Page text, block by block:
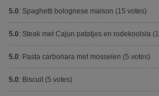
5.0: Spaghetti bolognese maison (15 votes)
5.0: Steak met Cajun patatjes en rodekoolsla
5.0: Pasta carbonara met mosselen (5 votes)
5.0: Biscuit (5 votes)